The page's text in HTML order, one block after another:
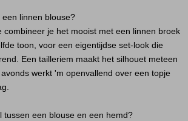
linnen blouse?
combineer je het mooist met een linnen broek
toon, voor een eigentijdse set-look die
Een tailleriem maakt het silhouet meteen
werkt 'm openvallend over een topje
tussen een blouse en een hemd?